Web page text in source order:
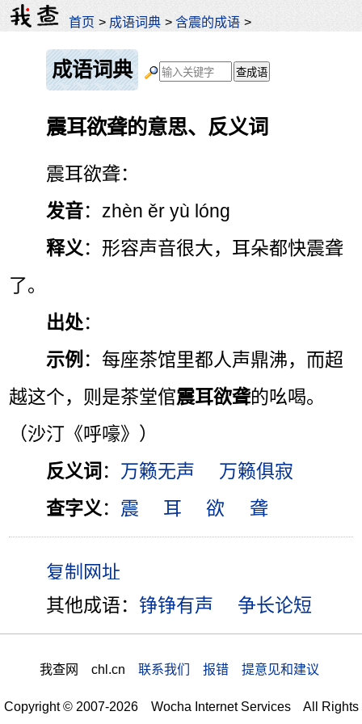
首页 > 成语词典 >含震的成语 >
成语词典
震耳欲聋的意思、反义词
震耳欲聋：
发音：zhèn ěr yù lóng
释义 ：形容声音很大，耳朵都快震聋
了。
出处：
示例 ：每座茶馆里都人声鼎沸，而超
越这个，则是茶堂倌震耳欲聋的吆喝。
（沙汀《呼嚎》）
反义词 ： 万籁无声
万籁俱寂
查字义 ： 震 耳 欲 聋
其他成语： 铮铮有声 争长论短
我查网 chl.cn 联系我们 报错 提意见和建议
Copyright © 2007-2026 Wocha Internet Services All Rights